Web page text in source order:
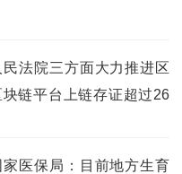
法院三方面大力推进区
链平台上链存证超过26
医保局：目前地方生育